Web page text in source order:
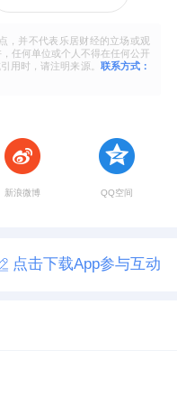
，并不代表乐居财经的立场或观
任何单位或个人不得在任何公开
用时，请注明来源。 联系方式：
新浪微博 QQ空间
点击下载App参与互动